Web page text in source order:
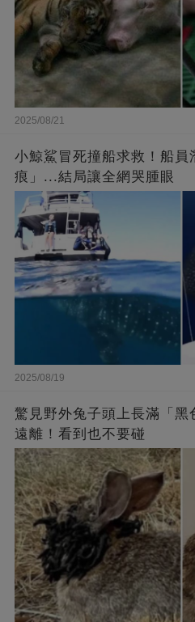
2025/08/21
小鯨鯊冒死撞船求救！船員
痕」...結局讓全網哭腫眼
2025/08/19
驚見野外兔子頭上長滿「黑
遠離！看到也不要碰